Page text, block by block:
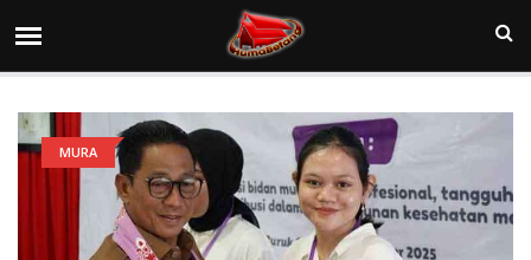
MURA